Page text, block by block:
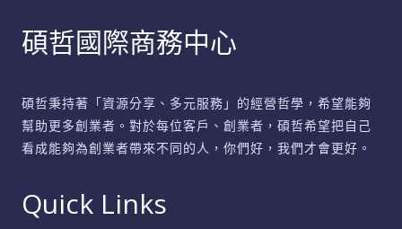
碩哲國際商務中心
碩哲秉持著「資源分享、多元服務」的經營哲學，希望能夠
幫助更多創業者。對於每位客戶、創業者，碩哲希望把自己
看成能夠為創業者帶來不同的人，你們好，我們才會更好。
Quick Links